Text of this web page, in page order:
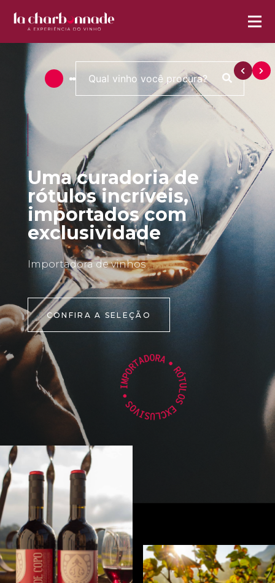
Uma curadoria de
rótulos incríveis,
importados com
exclusividade
Importadora de vinhos
CONFIRA A SELEÇÃO